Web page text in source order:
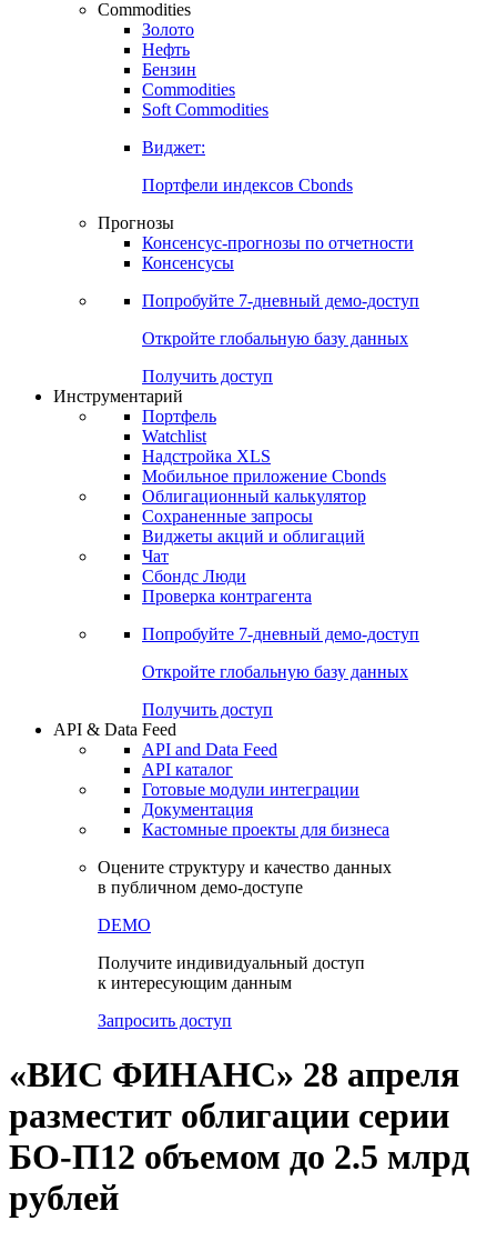
Commodities
Золото
Нефть
Бензин
Commodities
Soft Commodities
Виджет:
Портфели индексов Cbonds
Прогнозы
Консенсус-прогнозы по отчетности
Консенсусы
Попробуйте 7-дневный демо-доступ
Откройте глобальную базу данных
Получить доступ
Инструментарий
Портфель
Watchlist
Надстройка XLS
Мобильное приложение Cbonds
Облигационный калькулятор
Сохраненные запросы
Виджеты акций и облигаций
Чат
Сбондс Люди
Проверка контрагента
Попробуйте 7-дневный демо-доступ
Откройте глобальную базу данных
Получить доступ
API & Data Feed
API and Data Feed
API каталог
Готовые модули интеграции
Документация
Кастомные проекты для бизнеса
Оцените структуру и качество данных
в публичном демо-доступе
DEMO
Получите индивидуальный доступ
к интересующим данным
Запросить доступ
«ВИС ФИНАНС» 28 апреля
разместит облигации серии
БО-П12 объемом до 2.5 млрд
рублей